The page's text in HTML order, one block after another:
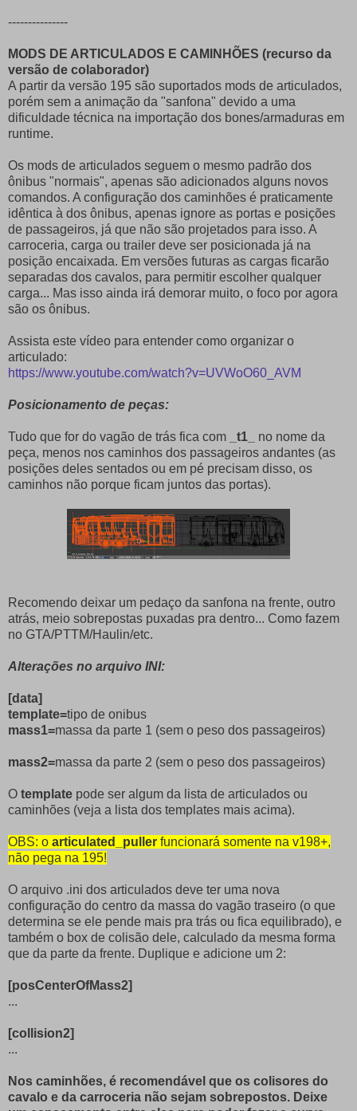
---------------
MODS DE ARTICULADOS E CAMINHÕES (recurso da
versão de colaborador)
A partir da versão 195 são suportados mods de articulados,
porém sem a animação da "sanfona" devido a uma
dificuldade técnica na importação dos bones/armaduras em
runtime.
Os mods de articulados seguem o mesmo padrão dos
ônibus "normais", apenas são adicionados alguns novos
comandos. A configuração dos caminhões é praticamente
idêntica à dos ônibus, apenas ignore as portas e posições
de passageiros, já que não são projetados para isso. A
carroceria, carga ou trailer deve ser posicionada já na
posição encaixada. Em versões futuras as cargas ficarão
separadas dos cavalos, para permitir escolher qualquer
carga... Mas isso ainda irá demorar muito, o foco por agora
são os ônibus.
Assista este vídeo para entender como organizar o
articulado:
https://www.youtube.com/watch?v=UVWoO60_AVM
Posicionamento de peças:
Tudo que for do vagão de trás fica com _t1_
no nome da
peça, menos nos caminhos dos passageiros andantes (as
posições deles sentados ou em pé precisam disso, os
caminhos não porque ficam juntos das portas).
Recomendo deixar um pedaço da sanfona na frente, outro
atrás, meio sobrepostas puxadas pra dentro... Como fazem
no GTA/PTTM/Haulin/etc.
Alterações no arquivo INI:
[data]
template=tipo de onibus
mass1=massa da parte 1 (sem o peso dos passageiros)
mass2=massa da parte 2 (sem o peso dos passageiros)
O template pode ser algum da lista de articulados ou
caminhões (veja a lista dos templates mais acima).
OBS: o articulated_puller funcionará somente na v198+,
não pega na 195!
O arquivo .ini dos articulados deve ter uma nova
configuração do centro da massa do vagão traseiro (o que
determina se ele pende mais pra trás ou fica equilibrado), e
também o box de colisão dele, calculado da mesma forma
que da parte da frente. Duplique e adicione um 2:
[posCenterOfMass2]
...
[collision2]
...
Nos caminhões, é recomendável que os colisores do
cavalo e da carroceria não sejam sobrepostos. Deixe